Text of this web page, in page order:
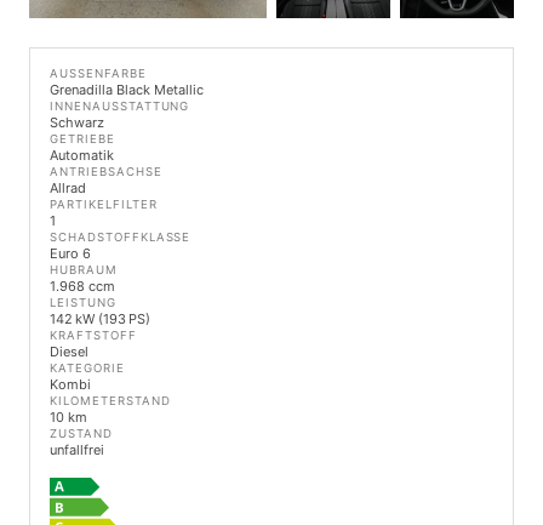
AUSSENFARBE
Grenadilla Black Metallic
INNENAUSSTATTUNG
Schwarz
GETRIEBE
Automatik
ANTRIEBSACHSE
Allrad
PARTIKELFILTER
1
SCHADSTOFFKLASSE
Euro 6
HUBRAUM
1.968 ccm
LEISTUNG
142 kW (193 PS)
KRAFTSTOFF
Diesel
KATEGORIE
Kombi
KILOMETERSTAND
10 km
ZUSTAND
unfallfrei